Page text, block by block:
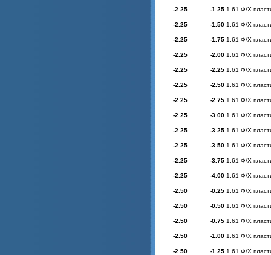
-2.25 -1.25 1.61 Ф/Х
-2.25 -1.50 1.61 Ф/Х
-2.25 -1.75 1.61 Ф/Х
-2.25 -2.00 1.61 Ф/Х
-2.25 -2.25 1.61 Ф/Х
-2.25 -2.50 1.61 Ф/Х
-2.25 -2.75 1.61 Ф/Х
-2.25 -3.00 1.61 Ф/Х
-2.25 -3.25 1.61 Ф/Х
-2.25 -3.50 1.61 Ф/Х
-2.25 -3.75 1.61 Ф/Х
-2.25 -4.00 1.61 Ф/Х
-2.50 -0.25 1.61 Ф/Х
-2.50 -0.50 1.61 Ф/Х
-2.50 -0.75 1.61 Ф/Х
-2.50 -1.00 1.61 Ф/Х
-2.50 -1.25 1.61 Ф/Х